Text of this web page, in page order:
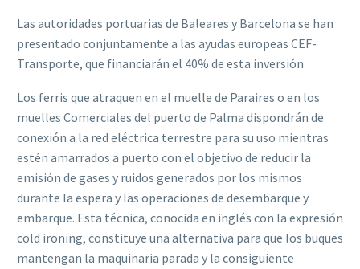
Las autoridades portuarias de Baleares y Barcelona se han
presentado conjuntamente a las ayudas europeas CEF-
Transporte, que financiarán el 40% de esta inversión
Los ferris que atraquen en el muelle de Paraires o en los
muelles Comerciales del puerto de Palma dispondrán de
conexión a la red eléctrica terrestre para su uso mientras
estén amarrados a puerto con el objetivo de reducir la
emisión de gases y ruidos generados por los mismos
durante la espera y las operaciones de desembarque y
embarque. Esta técnica, conocida en inglés con la expresión
cold ironing, constituye una alternativa para que los buques
mantengan la maquinaria parada y la consiguiente